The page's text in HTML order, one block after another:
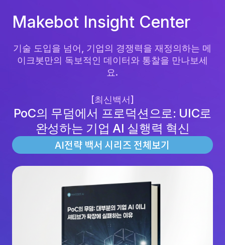
Makebot Insight Center
기술 도입을 넘어, 기업의 경쟁력을 재정의하는 메
이크봇만의 독보적인 데이터와 통찰을 만나보세
요.
[최신백서]
PoC의 무덤에서 프로덕션으로: UIC로
완성하는 기업 AI 실행력 혁신
AI전략 백서 시리즈 전체보기